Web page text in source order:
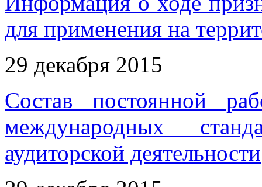
для применения на
29 декабря 2015
Состав постоянной
международных
аудиторской деятельности